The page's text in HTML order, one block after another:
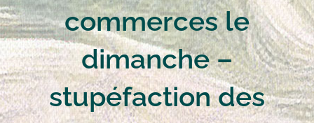
Sylvie Robert
Actualités
Contact
commerces le
dimanche –
stupéfaction des